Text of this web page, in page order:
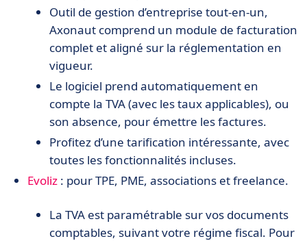
Outil de gestion d’entreprise tout-en-un,
Axonaut comprend un module de facturation
complet et aligné sur la réglementation en
vigueur.
Le logiciel prend automatiquement en
compte la TVA (avec les taux applicables), ou
son absence, pour émettre les factures.
Profitez d’une tarification intéressante, avec
toutes les fonctionnalités incluses.
Evoliz : pour TPE, PME, associations et freelance.
La TVA est paramétrable sur vos documents
comptables, suivant votre régime fiscal. Pour